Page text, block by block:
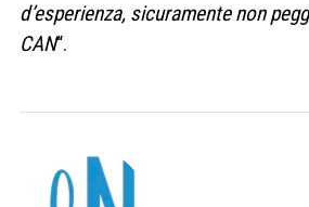
d’esperienza, sicuramente non
CAN“.